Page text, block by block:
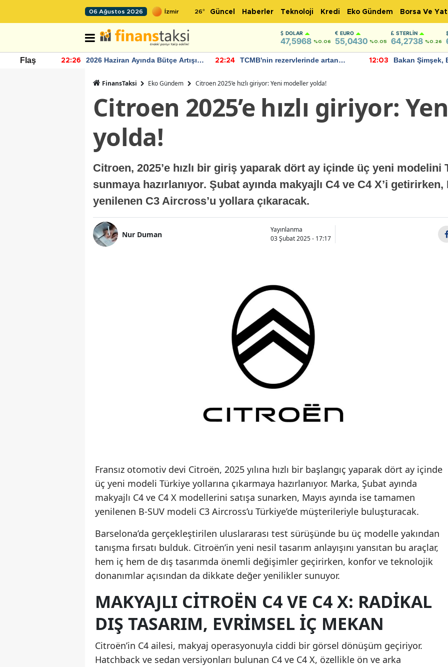
06 Ağustos 2026 26° Güncel Haberler Teknoloji Kredi Eko Gündem Borsa Ve
DOLAR
47,5968 %0.06
EURO
55,0430 %0.05
STERLIN
64,2738 %0.26
Flaş 22:26
2026 Haziran Ayında Bütçe Artışı
22:24
TCMB'nin rezervlerinde artan
12:03
Bakan Şimşek,
FinansTaksi Eko Gündem Citroen 2025’e hızlı giriyor: Yeni modeller yolda!
Citroen 2025’e hızlı giriyor:
yolda!
Citroen, 2025’e hızlı bir giriş yaparak dört ay içinde üç yeni modelini
sunmaya hazırlanıyor. Şubat ayında makyajlı C4 ve C4 X’i getirirken,
yenilenen C3 Aircross’u yollara çıkaracak.
Nur Duman
Yayınlanma
03 Şubat 2025 - 17:17
Fransız otomotiv devi Citroën, 2025 yılına hızlı bir başlangıç yaparak dört ay içinde
üç yeni modeli Türkiye yollarına çıkarmaya hazırlanıyor. Marka, Şubat ayında
makyajlı C4 ve C4 X modellerini satışa sunarken, Mayıs ayında ise tamamen
yenilenen B-SUV modeli C3 Aircross’u Türkiye’de müşterileriyle buluşturacak.
Barselona’da gerçekleştirilen uluslararası test sürüşünde bu üç modelle yakından
tanışma fırsatı bulduk. Citroën’in yeni nesil tasarım anlayışını yansıtan bu araçlar,
hem iç hem de dış tasarımda önemli değişimler geçirirken, konfor ve teknolojik
donanımlar açısından da dikkate değer yenilikler sunuyor.
MAKYAJLI CITROËN C4 VE C4 X: RADIKAL
DIŞ TASARIM, EVRIMSEL İÇ MEKAN
Citroën’in C4 ailesi, makyaj operasyonuyla ciddi bir görsel dönüşüm geçiriyor.
Hatchback ve sedan versiyonları bulunan C4 ve C4 X, özellikle ön ve arka